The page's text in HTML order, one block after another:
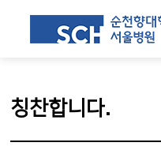
칭찬합니다.